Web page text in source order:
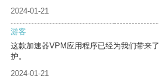
2024-01-21
游客
这款加速器VPM应用程序已经为我们带来
护。
2024-01-21